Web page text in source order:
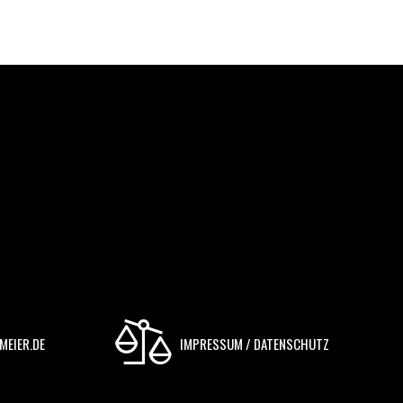
IMPRESSUM / DATENSCHUTZ